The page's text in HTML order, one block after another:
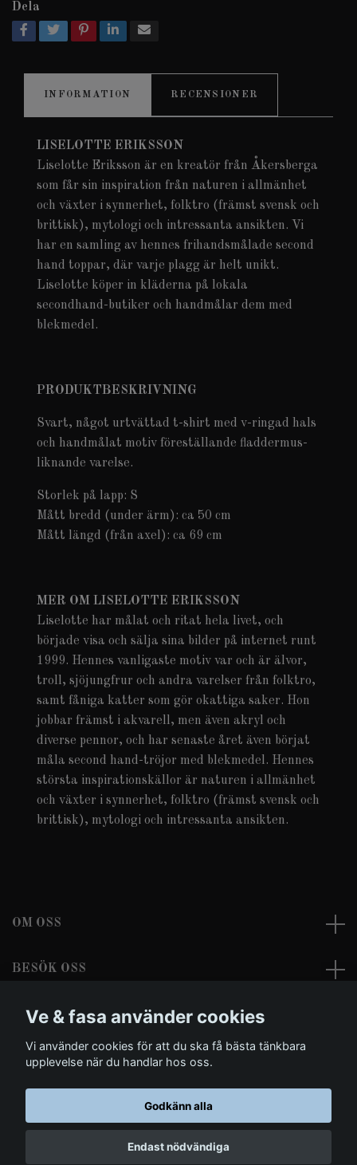
Dela
INFORMATION RECENSIONER
LISELOTTE ERIKSSON
Liselotte Eriksson är en kreatör från Åkersberga
som får sin inspiration från naturen i allmänhet
och växter i synnerhet, folktro (främst svensk och
brittisk), mytologi och intressanta ansikten. Vi
har en samling av hennes frihandsmålade second
hand toppar, där varje plagg är helt unikt.
Liselotte köper in kläderna på lokala
secondhand-butiker och handmålar dem med
blekmedel.
PRODUKTBESKRIVNING
Svart, något urtvättad t-shirt med v-ringad hals
och handmålat motiv föreställande fladdermus-
liknande varelse.
Storlek på lapp: S
Mått bredd (under ärm): ca 50 cm
Mått längd (från axel): ca 69 cm
MER OM LISELOTTE ERIKSSON
Liselotte har målat och ritat hela livet, och
började visa och sälja sina bilder på internet runt
1999. Hennes vanligaste motiv var och är älvor,
troll, sjöjungfrur och andra varelser från folktro,
samt fåniga katter som gör okattiga saker. Hon
jobbar främst i akvarell, men även akryl och
diverse pennor, och har senaste året även börjat
måla second hand-tröjor med blekmedel. Hennes
största inspirationskällor är naturen i allmänhet
och växter i synnerhet, folktro (främst svensk och
brittisk), mytologi och intressanta ansikten.
OM OSS
BESÖK OSS
LÄS MER
Sociala medier
© 2026 Ve & fasa - Dark Clothing and Morbid Arts
Ve & fasa använder cookies
Vi använder cookies för att du ska få bästa tänkbara
upplevelse när du handlar hos oss.
Godkänn alla
Endast nödvändiga